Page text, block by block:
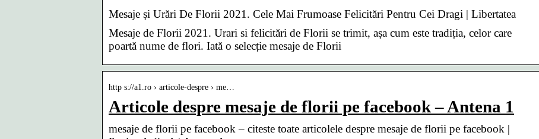
Mesaje și Urări De Florii 2021. Cele Mai Frumoase Felicitări Pentru Cei Dragi | Libertatea
Mesaje de Florii 2021. Urari si felicitări de Florii se trimit, așa cum este tradiția, celor care
poartă nume de flori. Iată o selecție mesaje de Florii
http s://a1.ro › articole-despre › me…
Articole despre mesaje de florii pe facebook – Antena 1
mesaje de florii pe facebook – citeste toate articolele despre mesaje de florii pe facebook |